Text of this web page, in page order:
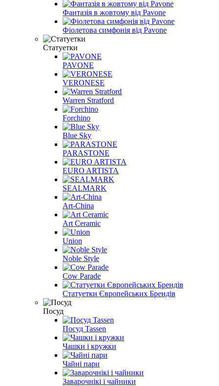
Фантазія в жовтому від Pavone
Фіолетова симфонія від Pavone
Статуетки
PAVONE
VERONESE
Warren Stratford
Forchino
Blue Sky
PARASTONE
EURO ARTISTA
SEALMARK
Art-China
Art Ceramic
Union
Noble Style
Cow Parade
Статуетки Європейських Брендів
Посуд
Посуд Tassen
Чашки і кружки
Чайні пари
Заварочнікі і чайники